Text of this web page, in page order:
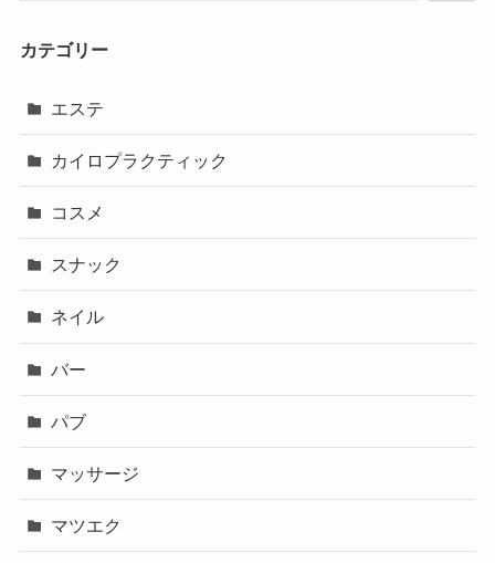
カテゴリー
エステ
カイロプラクティック
コスメ
スナック
ネイル
バー
パブ
マッサージ
マツエク